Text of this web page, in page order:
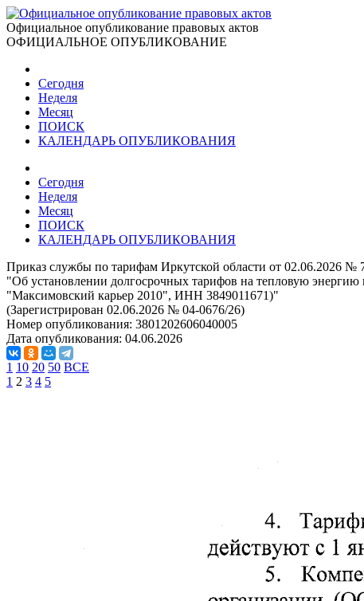
Официальное опубликование правовых актов
ОФИЦИАЛЬНОЕ ОПУБЛИКОВАНИЕ
Сегодня
Неделя
Месяц
ПОИСК
КАЛЕНДАРЬ ОПУБЛИКОВАНИЯ
Сегодня
Неделя
Месяц
ПОИСК
КАЛЕНДАРЬ ОПУБЛИКОВАНИЯ
Приказ службы по тарифам Иркутской области от 02.06.2026 №
"Об установлении долгосрочных тарифов на тепловую
"Максимовский карьер 2010", ИНН 3849011671)"
(Зарегистрирован 02.06.2026 № 04-0676/26)
Номер опубликования: 3801202606040005
Дата опубликования: 04.06.2026
1 10 20 50 ВСЕ
1 2 3 4 5